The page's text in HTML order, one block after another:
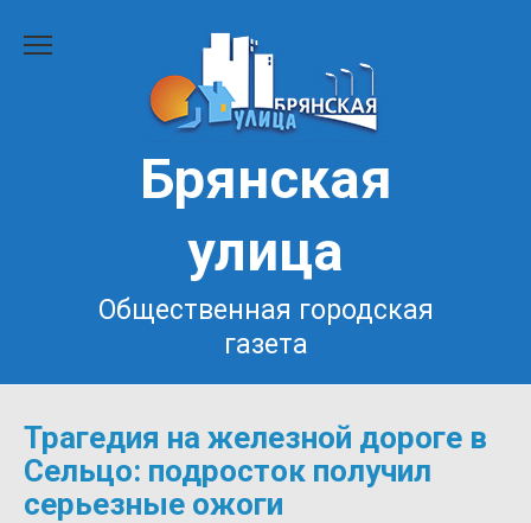
Брянская
улица
Общественная городская
газета
Трагедия на железной дороге в
Сельцо: подросток получил
серьезные ожоги